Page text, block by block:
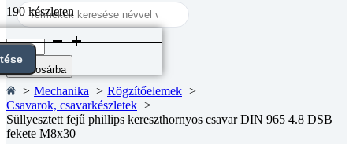
Search
...
190 készleten
Süllyesztett
fejű
phillips
kereszthornyos
csavar
DIN
965
4.8
Kosárba
Mechanika
Rögzítőelemek
Csavarok, csavarkészletek
Süllyesztett fejű phillips kereszthornyos csavar DIN 965 4.8 DSB
fekete M8x30